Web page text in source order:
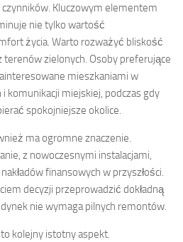
Kluczowym elementem
nie tylko wartość
życia. Warto rozważyć bliskość
terenów zielonych. Osoby preferujące
mieszkaniami w
komunikacji miejskiej, podczas gdy
spokojniejsze okolice.
ma ogromne znaczenie.
z nowoczesnymi instalacjami,
finansowych w przyszłości.
decyzji przeprowadzić dokładną
nie wymaga pilnych remontów.
kolejny istotny aspekt.